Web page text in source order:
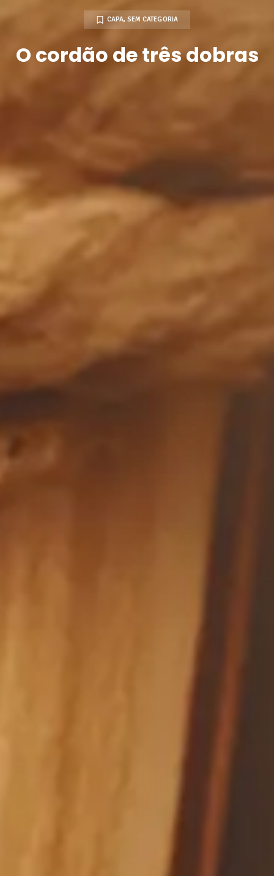
CAPA, SEM CATEGORIA
O cordão de três dobras